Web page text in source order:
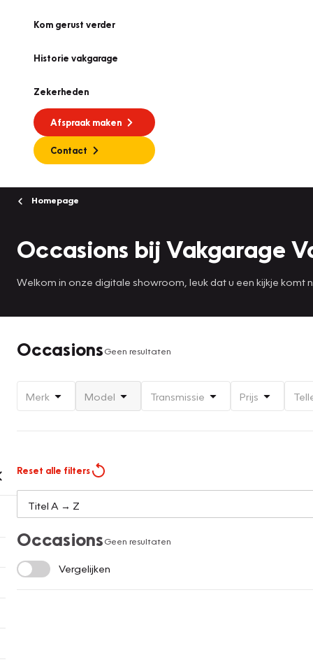
Kom gerust verder
Historie vakgarage
Zekerheden
Afspraak maken
Contact
Homepage
Occasions bij Vakgarage
Welkom in onze digitale showroom, leuk dat u een kijkje komt
OccasionsGeen resultaten
Merk Model Transmissie Prijs
Reset alle filters
OccasionsGeen resultaten
Vergelijken